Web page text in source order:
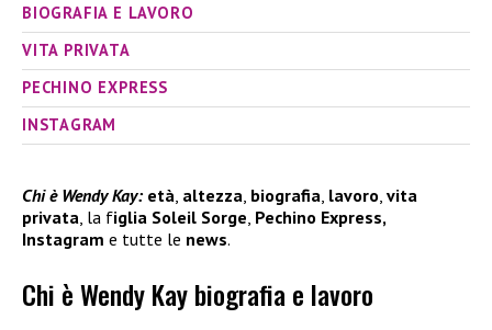
BIOGRAFIA E LAVORO
VITA PRIVATA
PECHINO EXPRESS
INSTAGRAM
Chi è Wendy Kay: età altezza biografia lavoro vita
privata , la figlia Soleil Sorge Pechino Express,
Instagram e tutte le news.
Chi è Wendy Kay biografia e lavoro